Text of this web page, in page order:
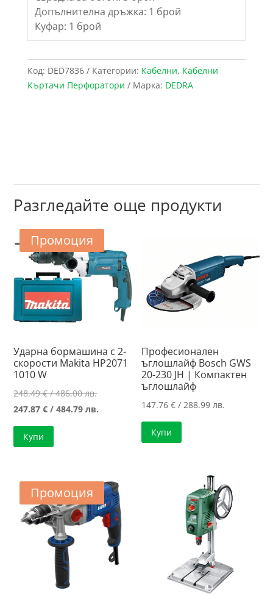
Допълнителна дръжка: 1 брой
Куфар: 1 брой
Код: DED7836 Категории: Кабелни, Кабелни
Къртачи Перфоратори
Марка: DEDRA
Разгледайте още продукти
Промоция
Ударна бормашина с 2-
скорости Makita HP2071
1010 W
248.49€/ 486.00 лв.Original
price
247.87€ / 484.79 лв.
484.79 лв..
Купи
Професионален
ъглошлайф Bosch GWS
20-230 JH | Компактен
ъглошлайф
147.76€ / 288.99 лв.
Купи
Промоция